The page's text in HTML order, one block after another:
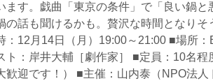
ます。戯曲「東京の条件」で「良い鍋と
の話も聞けるかも。贅沢な時間となり
：12月14日（月）19:00～21:00 ■場所
ト：岸井大輔［劇作家］ ■定員：10名
歓迎です！） ■主催：山内泰（NPO法人